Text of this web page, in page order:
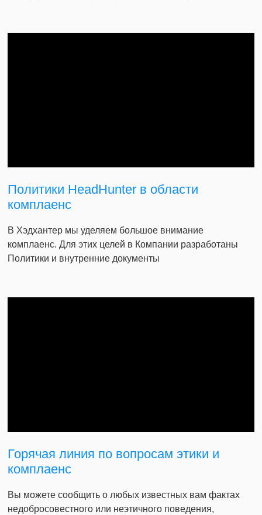
Политики HeadHunter в области
комплаенс
В Хэдхантер мы уделяем большое внимание
комплаенс. Для этих целей в Компании разработаны
Политики и внутренние документы
Горячая линия по вопросам этики и
комплаенс
Вы можете сообщить о любых известных вам фактах
недобросовестного или неэтичного поведения,